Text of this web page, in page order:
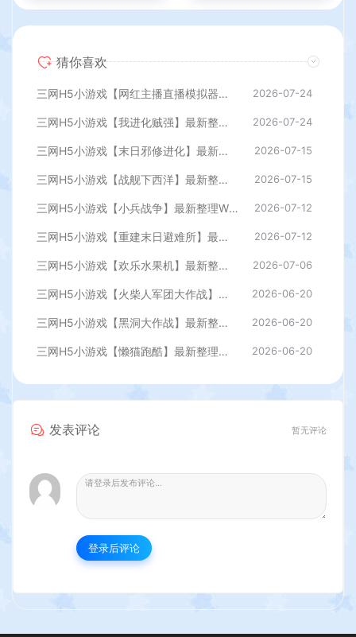
猜你喜欢
三网H5小游戏【网红主播直播模拟器】最新整理WIN系服务端+Linux手工服务端+详细搭建教程 2026-07-24
三网H5小游戏【我进化贼强】最新整理WIN系服务端+Linux手工服务端+详细搭建教程 2026-07-24
三网H5小游戏【末日邪修进化】最新整理WIN系服务端+Linux手工服务端+详细搭建教程 2026-07-15
三网H5小游戏【战舰下西洋】最新整理WIN系服务端+Linux手工服务端+详细搭建教程 2026-07-15
三网H5小游戏【小兵战争】最新整理WIN系服务端+Linux手工服务端+详细搭建教程 2026-07-12
三网H5小游戏【重建末日避难所】最新整理WIN系服务端+Linux手工服务端+详细搭建教程 2026-07-12
三网H5小游戏【欢乐水果机】最新整理WIN系服务端+Linux手工服务端+详细搭建教程 2026-07-06
三网H5小游戏【火柴人军团大作战】最新整理WIN系服务端+Linux手工服务端+详细搭建教程 2026-06-20
三网H5小游戏【黑洞大作战】最新整理WIN系服务端+Linux手工服务端+详细搭建教程 2026-06-20
三网H5小游戏【懒猫跑酷】最新整理WIN系服务端+Linux手工服务端+详细搭建教程 2026-06-20
发表评论 暂无评论
登录后评论